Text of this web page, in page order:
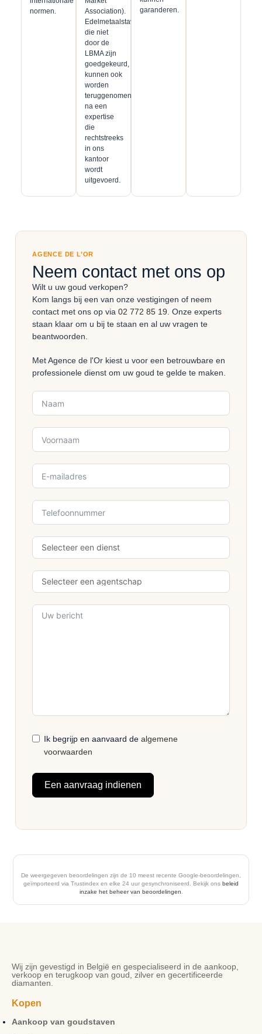
normen.
Association).
Edelmetaalstaven
die niet
door de
LBMA zijn
goedgekeurd,
kunnen ook
worden
teruggenomen
na een
expertise
die
rechtstreeks
in ons
kantoor
wordt
uitgevoerd.
garanderen.
AGENCE DE L’OR
Neem contact met ons op
Wilt u uw goud verkopen?
Kom langs bij een van onze vestigingen of neem
contact met ons op via 02 772 85 19 . Onze experts
staan klaar om u bij te staan en al uw vragen te
beantwoorden.
Met Agence de l'Or kiest u voor een betrouwbare en
professionele dienst om uw goud te gelde te maken.
Ik begrijp en aanvaard de algemene
voorwaarden
Een aanvraag indienen
De weergegeven beoordelingen zijn de 10 meest recente Google-beoordelingen,
geïmporteerd via Trustindex en elke 24 uur gesynchroniseerd. Bekijk ons beleid
inzake het beheer van beoordelingen
Wij zijn gevestigd in België en gespecialiseerd in de aankoop,
verkoop en terugkoop van goud, zilver en gecertificeerde
diamanten.
Kopen
Aankoop van goudstaven